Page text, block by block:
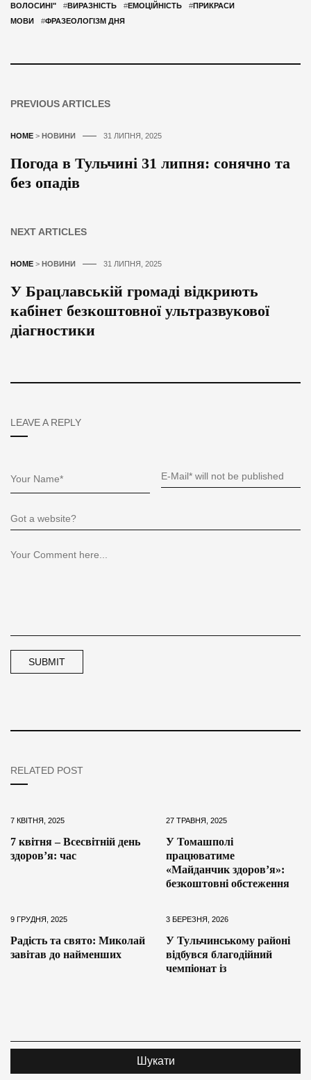
ВОЛОСИНІ" #ВИРАЗНІСТЬ #ЕМОЦІЙНІСТЬ #ПРИКРАСИ
МОВИ
#ФРАЗЕОЛОГІЗМ ДНЯ
PREVIOUS ARTICLES
HOME > НОВИНИ 31 ЛИПНЯ, 2025
Погода в Тульчині 31 липня: сонячно та
без опадів
NEXT ARTICLES
HOME > НОВИНИ 31 ЛИПНЯ, 2025
У Брацлавській громаді відкриють
кабінет безкоштовної ультразвукової
діагностики
LEAVE A REPLY
RELATED POST
7 КВІТНЯ, 2025
7 квітня – Всесвітній день
здоров’я: час
27 ТРАВНЯ, 2025
У Томашполі
працюватиме
«Майданчик здоров’я»:
безкоштовні обстеження
9 ГРУДНЯ, 2025
Радість та свято: Миколай
завітав до найменших
3 БЕРЕЗНЯ, 2026
У Тульчинському районі
відбувся благодійний
чемпіонат із